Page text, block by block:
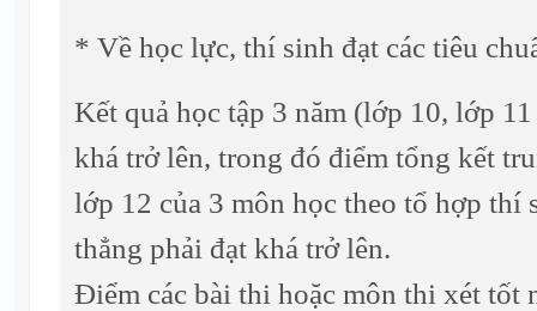
* Về học lực, thí sinh đạt các tiêu
Kết quả học tập 3 năm (lớp 10, lớp
khá trở lên, trong đó điểm tổng kết
lớp 12 của 3 môn học theo tổ hợp thí
thẳng phải đạt khá trở lên.
Điểm các bài thi hoặc môn thi xét tốt